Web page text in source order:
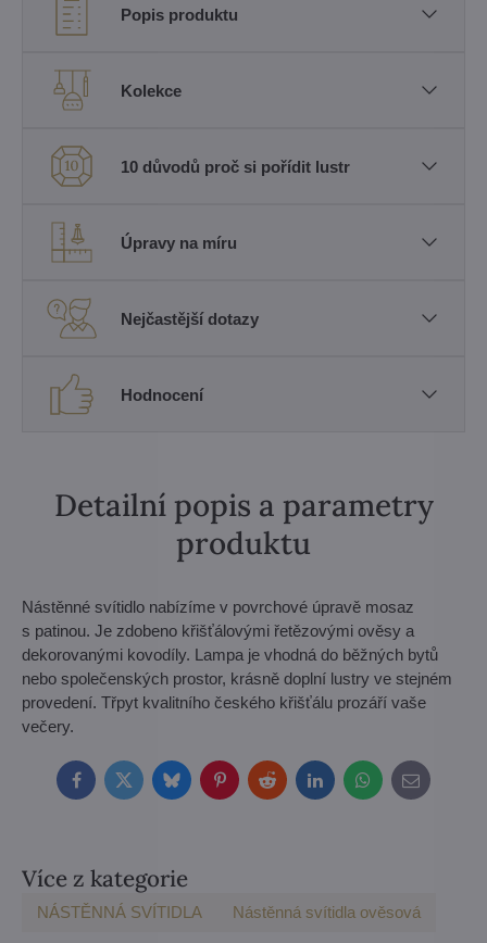
Popis produktu
Kolekce
10 důvodů proč si pořídit lustr
Úpravy na míru
Nejčastější dotazy
Hodnocení
Detailní popis a parametry
produktu
Nástěnné svítidlo nabízíme v povrchové úpravě mosaz
s patinou. Je zdobeno křišťálovými řetězovými ověsy a
dekorovanými kovodíly. Lampa je vhodná do běžných bytů
nebo společenských prostor, krásně doplní lustry ve stejném
provedení. Třpyt kvalitního českého křišťálu prozáří vaše
večery.
FacebookTwitterBlueskyPinterestRedditLinkedInWhatsApp
E-
mail
Více z kategorie
NÁSTĚNNÁ SVÍTIDLA Nástěnná svítidla ověsová